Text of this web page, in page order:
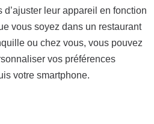
leur appareil en fonction
vous soyez dans un restaurant
ou chez vous, vous pouvez
vos préférences
votre smartphone.